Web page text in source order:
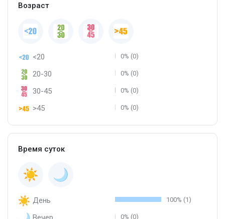
Возраст
<20 0% (0)
20-30 0% (0)
30-45 0% (0)
>45 0% (0)
Время суток
День 100% (1)
0% (0)